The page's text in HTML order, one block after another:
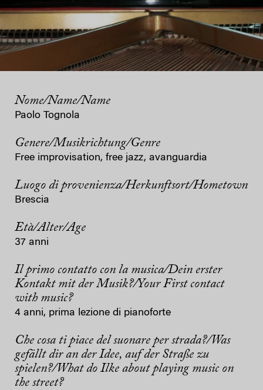
Nome/Name/Name
Paolo Tognola
Genere/Musikrichtung/Genre
Free improvisation, free jazz, avanguardia
Luogo di provenienza/Herkunftsort/Hometown
Brescia
Età/Alter/Age
37 anni
Il primo contatto con la musica/Dein erster
Kontakt mit der Musik?/Your First contact
with music?
4 anni, prima lezione di pianoforte
Che cosa ti piace del suonare per strada?/Was
gefällt dir an der Idee, auf der Straße zu
spielen?/What do Ilke about playing music on
the street?